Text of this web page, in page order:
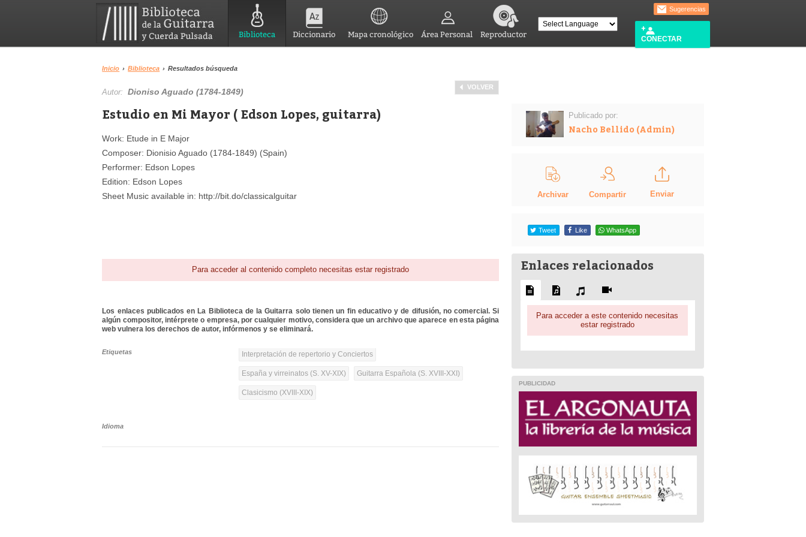
Biblioteca Diccionario Mapa cronológico Área Personal Reproductor
Sugerencias
CONECTAR
Inicio › Biblioteca › Resultados búsqueda
VOLVER
Autor:Dioniso Aguado (1784-1849)
Estudio en Mi Mayor ( Edson Lopes, guitarra)
Work: Etude in E Major
Composer: Dionisio Aguado (1784-1849) (Spain)
Performer: Edson Lopes
Edition: Edson Lopes
Sheet Music available in: http://bit.do/classicalguitar
Para acceder al contenido completo necesitas estar registrado
Los enlaces publicados en La Biblioteca de la Guitarra solo tienen un fin educativo y de difusión, no comercial. Si
algún compositor, intérprete o empresa, por cualquier motivo, considera que un archivo que aparece en esta página
web vulnera los derechos de autor, infórmenos y se eliminará.
Etiquetas Interpretación de repertorio y Conciertos
España y virreinatos (S. XV-XIX) Guitarra Española (S. XVIII-XXI)
Clasicismo (XVIII-XIX)
Idioma
Publicado por:
Nacho Bellido (Admin)
Archivar Compartir Enviar
Tweet Like WhatsApp
Enlaces relacionados
Para acceder a este contenido necesitas
estar registrado
PUBLICIDAD